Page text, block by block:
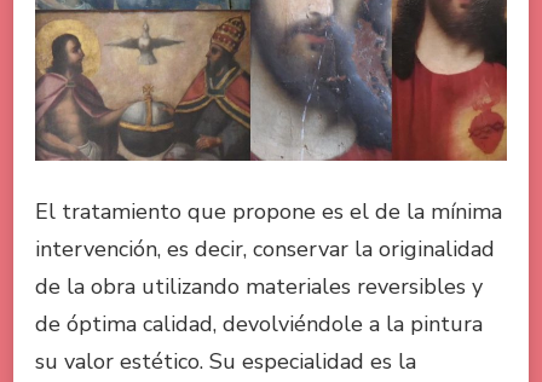
El tratamiento que propone es el de la mínima
intervención, es decir, conservar la originalidad
de la obra utilizando materiales reversibles y
de óptima calidad, devolviéndole a la pintura
su valor estético. Su especialidad es la